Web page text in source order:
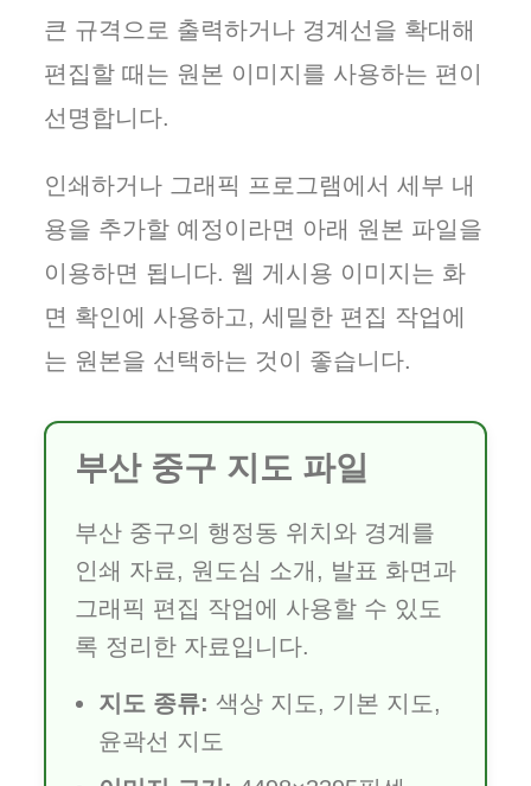
큰 규격으로 출력하거나 경계선을 확대해
편집할 때는 원본 이미지를 사용하는 편이
선명합니다.
인쇄하거나 그래픽 프로그램에서 세부 내
용을 추가할 예정이라면 아래 원본 파일을
이용하면 됩니다. 웹 게시용 이미지는 화
면 확인에 사용하고, 세밀한 편집 작업에
는 원본을 선택하는 것이 좋습니다.
부산 중구 지도 파일
부산 중구의 행정동 위치와 경계를
인쇄 자료, 원도심 소개, 발표 화면과
그래픽 편집 작업에 사용할 수 있도
록 정리한 자료입니다.
지도 종류: 색상 지도, 기본 지도,
윤곽선 지도